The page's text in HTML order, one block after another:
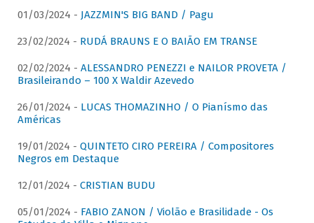
01/03/2024 - JAZZMIN'S BIG BAND / Pagu
23/02/2024 - RUDÁ BRAUNS E O BAIÃO EM TRANSE
02/02/2024 - ALESSANDRO PENEZZI e NAILOR PROVETA /
Brasileirando – 100 X Waldir Azevedo
26/01/2024 - LUCAS THOMAZINHO / O Pianísmo das
Américas
19/01/2024 - QUINTETO CIRO PEREIRA / Compositores
Negros em Destaque
12/01/2024 - CRISTIAN BUDU
05/01/2024 - FABIO ZANON / Violão e Brasilidade - Os